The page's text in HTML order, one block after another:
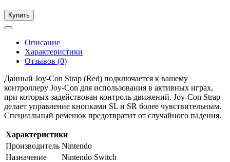
Купить
Описание
Характеристики
Отзывов (0)
Данный Joy-Con Strap (Red) подключается к вашему
контроллеру Joy-Con для использования в активных играх,
при которых задействован контроль движений. Joy-Con Strap
делает управление кнопками SL и SR более чувствительным.
Специальный ремешок предотвратит от случайного падения.
Характеристики
Производитель Nintendo
Назначение
Nintendo Switch